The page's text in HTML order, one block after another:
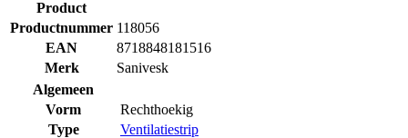
Product
Productnummer 118056
EAN
8718848181516
Merk
Sanivesk
Algemeen
Vorm
Rechthoekig
Type
Ventilatiestrip